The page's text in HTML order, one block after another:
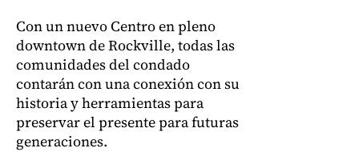
Con un nuevo Centro en pleno
downtown de Rockville, todas las
comunidades del condado
contarán con una conexión con su
historia y herramientas para
preservar el presente para futuras
generaciones.